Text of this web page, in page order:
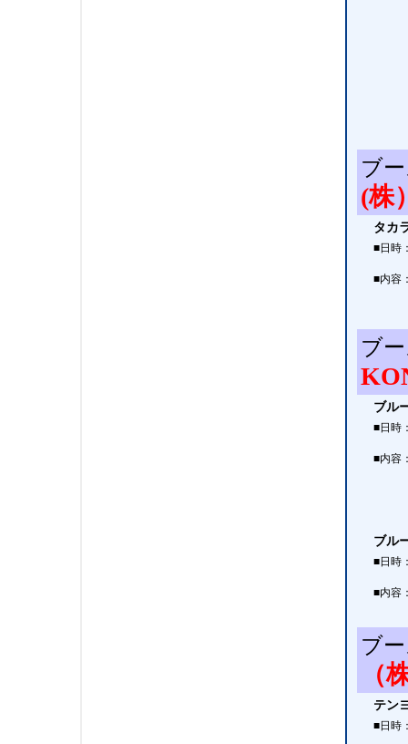
ブ
(株
タカ
■日時
■内容
ブ
ブル
■日時
■内容
ブル
■日時
■内容
ブ
（
テン
■日時